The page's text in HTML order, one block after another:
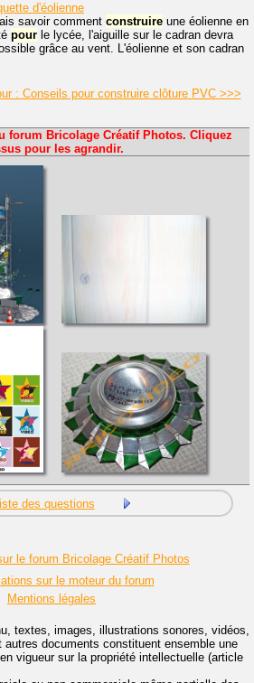
d'éolienne
savoir comment construire une éolienne en
pour le lycée, l'aiguille sur le cadran devra
grâce au vent. L'éolienne et son cadran
: Conseils pour construire clôture PVC >>>
forum Bricolage Créatif Photos. Cliquez
pour les agrandir.
Liste des questions
le forum Bricolage Créatif Photos
sur le moteur du forum
Mentions légales
textes, images, illustrations sonores, vidéos,
documents constituent ensemble une
vigueur sur la propriété intellectuelle (article